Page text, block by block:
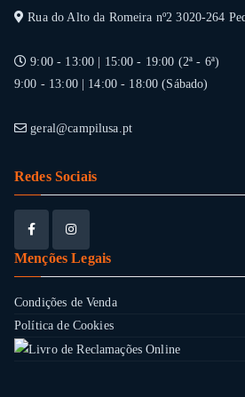
Rua do Alto da Romeira nº2 3020-264
9:00 - 13:00 | 15:00 - 19:00 (2ª - 6ª)
9:00 - 13:00 | 14:00 - 18:00 (Sábado)
geral@campilusa.pt
Redes Sociais
Menções Legais
Condições de Venda
Política de Cookies